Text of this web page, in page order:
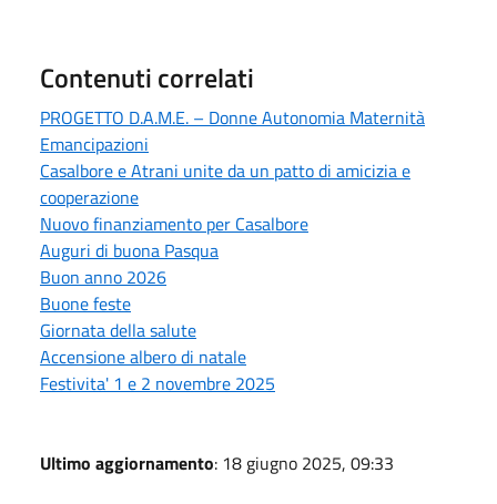
Contenuti correlati
PROGETTO D.A.M.E. – Donne Autonomia Maternità
Emancipazioni
Casalbore e Atrani unite da un patto di amicizia e
cooperazione
Nuovo finanziamento per Casalbore
Auguri di buona Pasqua
Buon anno 2026
Buone feste
Giornata della salute
Accensione albero di natale
Festivita' 1 e 2 novembre 2025
Ultimo aggiornamento: 18 giugno 2025, 09:33